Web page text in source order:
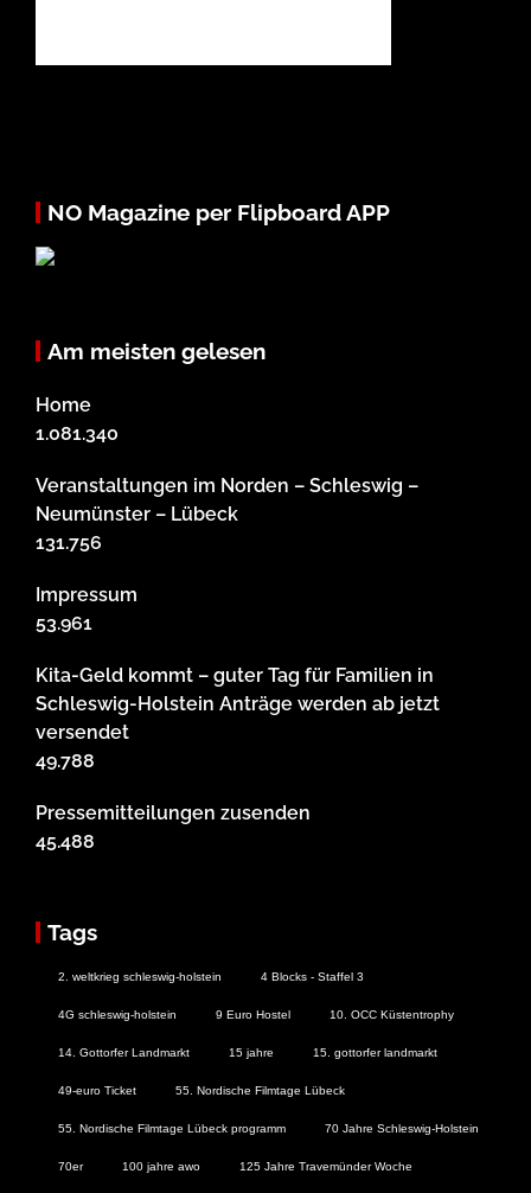
NO Magazine per Flipboard APP
Am meisten gelesen
Home
1.081.340
Veranstaltungen im Norden – Schleswig –
Neumünster – Lübeck
131.756
Impressum
53.961
Kita-Geld kommt – guter Tag für Familien in
Schleswig-Holstein Anträge werden ab jetzt
versendet
49.788
Pressemitteilungen zusenden
45.488
Tags
2. weltkrieg schleswig-holstein 4 Blocks - Staffel 3
4G schleswig-holstein 9 Euro Hostel 10. OCC Küstentrophy
14. Gottorfer Landmarkt 15 jahre 15. gottorfer landmarkt
49-euro Ticket 55. Nordische Filmtage Lübeck
55. Nordische Filmtage Lübeck programm 70 Jahre Schleswig-Holstein
70er 100 jahre awo 125 Jahre Travemünder Woche